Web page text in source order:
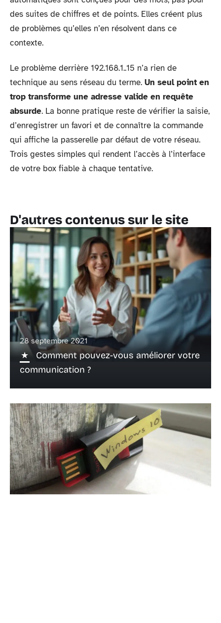
des suites de chiffres et de points. Elles créent plus
de problèmes qu’elles n’en résolvent dans ce
contexte.
Le problème derrière 192.168.1..15 n’a rien de
technique au sens réseau du terme. Un seul point en
trop transforme une adresse valide en requête
absurde. La bonne pratique reste de vérifier la saisie,
d’enregistrer un favori et de connaître la commande
qui affiche la passerelle par défaut de votre réseau.
Trois gestes simples qui rendent l’accès à l’interface
de votre box fiable à chaque tentative.
D'autres contenus sur le site
28 septembre 2021
Comment pouvez-vous améliorer votre
communication ?